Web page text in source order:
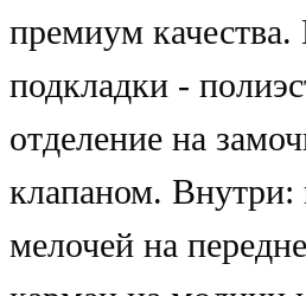
премиум
подкладки -
отделение на
клапаном. Внутри:
мелочей на